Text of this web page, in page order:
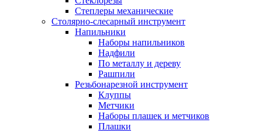
Степлеры механические
Столярно-слесарный инструмент
Напильники
Наборы напильников
Надфили
По металлу и дереву
Рашпили
Резьбонарезной инструмент
Клуппы
Метчики
Наборы плашек и метчиков
Плашки